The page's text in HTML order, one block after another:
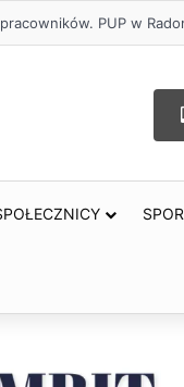
Radomsko włącza